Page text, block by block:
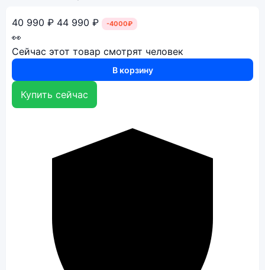
40 990 ₽ 44 990 ₽ -4000₽
👀
Сейчас этот товар смотрят человек
В корзину
Купить сейчас